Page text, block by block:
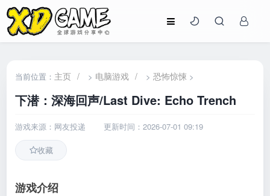
当前位置： 主页 / > 电脑游戏 / >恐怖惊悚 >
下潜：深海回声/Last Dive: Echo Trench
游戏来源：网友投递 更新时间：2026-07-01 09:19
收藏
游戏介绍